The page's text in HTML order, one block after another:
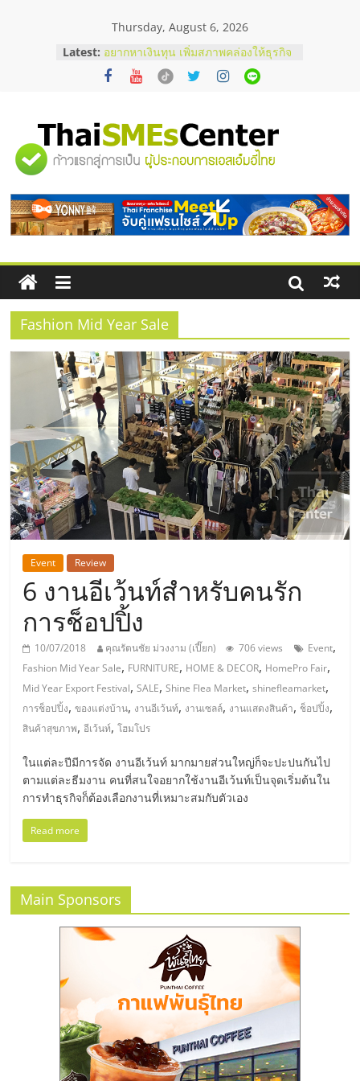
Thursday, August 6, 2026
Latest: อยากหาเงินทุน เพิ่มสภาพคล่องให้ธุรกิจ
เริ่มยังไงให้ผ่านฉลุย
สัมมนาออนไลน์ โอกาสบริหารสถานี
ThaiFranchise Meet Up จับคู่แฟรน
ไชส์ ครั้งที่ 8
ร้านเครื่องเสียงคุณภาพสูง พร้อม
บริษัท Cybersecurity ในไทยที่ไหนดี?
วิธีเลือกผู้ให้บริการให้คุ้มค่าและตอบ
โจทย์ธุรกิจ
"ศูนย์
รวม
ข้อมูล
ธุรกิจ
SME
แห่ง
ประเทศไทย,
ThaiSMEsCenter,
รวม
ธุรกิจ
เอ
ส
เอ็
มอี
ไทย,
SMEs,
รน
ปรึกษา
Fashion Mid Year Sale
Event Review
6 งานอีเว้นท์สำหรับคนรัก
การช็อปปิ้ง
10/07/2018 คุณรัตนชัย ม่วงงาม (เปี๊ยก) 706 views Event,
Fashion Mid Year Sale, FURNITURE, HOME & DECOR, HomePro Fair,
Mid Year Export Festival,SALE,Shine Flea Market,shinefleamarket,
การช็อปปิ้ง,ของแต่งบ้าน, งานอีเว้นท์, งานเซลล์, งานแสดงสินค้า, ช็อปปิ้ง,
สินค้าสุขภาพ,อีเว้นท์,โฮมโปร
ในแต่ละปีมีการจัด งานอีเว้นท์ มากมายส่วนใหญ่ก็จะปะปนกันไป
ตามแต่ละธีมงาน คนที่สนใจอยากใช้งานอีเว้นท์เป็นจุดเริ่มต้นใน
การทำธุรกิจก็ต้องเลือกงานที่เหมาะสมกับตัวเอง
Read more
Main Sponsors